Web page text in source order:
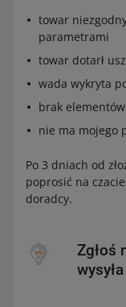
towar
parametrami
towar dotarł
wada wykryta
brak
nie ma mojego
Po 3 dniach od
poprosić na
doradcy.
Zgłoś